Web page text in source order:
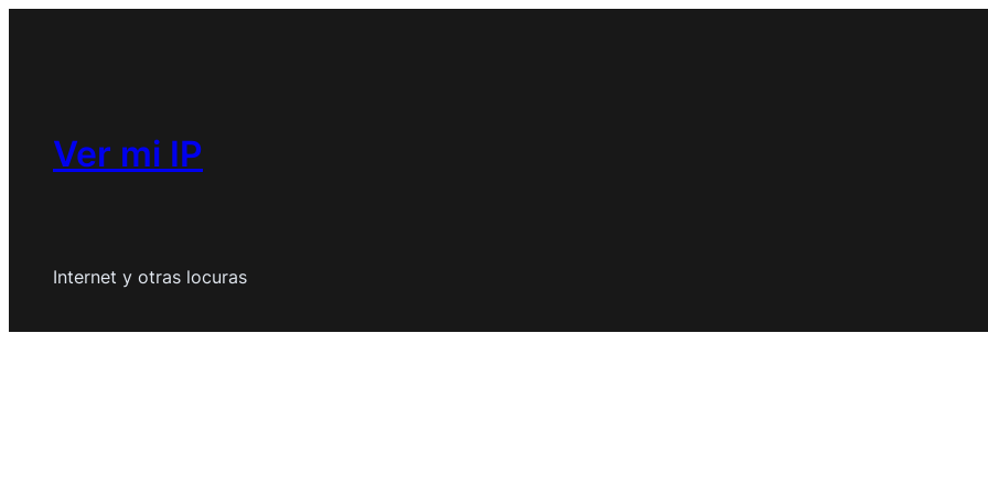
Ver mi IP
Internet y otras locuras